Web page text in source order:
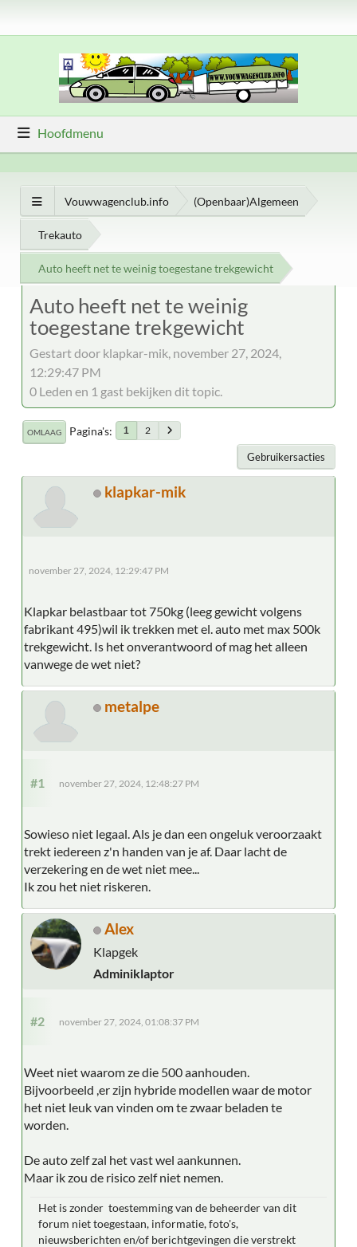
Hoofdmenu
Vouwwagenclub.info (Openbaar)Algemeen
Trekauto
Auto heeft net te weinig toegestane trekgewicht
Auto heeft net te weinig
toegestane trekgewicht
Gestart door klapkar-mik, november 27, 2024,
12:29:47 PM
0 Leden en 1 gast bekijken dit topic.
OMLAAG Pagina's 1 2
Gebruikersacties
klapkar-mik
november 27, 2024, 12:29:47 PM
Klapkar belastbaar tot 750kg (leeg gewicht volgens
fabrikant 495)wil ik trekken met el. auto met max 500k
trekgewicht. Is het onverantwoord of mag het alleen
vanwege de wet niet?
metalpe
#1 november 27, 2024, 12:48:27 PM
Sowieso niet legaal. Als je dan een ongeluk veroorzaakt
trekt iedereen z'n handen van je af. Daar lacht de
verzekering en de wet niet mee...
Ik zou het niet riskeren.
Alex
Klapgek
Adminiklaptor
#2 november 27, 2024, 01:08:37 PM
Weet niet waarom ze die 500 aanhouden.
Bijvoorbeeld ,er zijn hybride modellen waar de motor
het niet leuk van vinden om te zwaar beladen te
worden.
De auto zelf zal het vast wel aankunnen.
Maar ik zou de risico zelf niet nemen.
Het is zonder toestemming van de beheerder van dit
forum niet toegestaan, informatie, foto's,
nieuwsberichten en/of berichtgevingen die verstrekt